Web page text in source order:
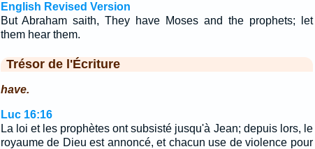
English Revised Version
But Abraham saith, They have Moses and the prophets; let
them hear them.
Trésor de l'Écriture
have.
Luc 16:16
La loi et les prophètes ont subsisté jusqu'à Jean; depuis lors, le
royaume de Dieu est annoncé, et chacun use de violence pour